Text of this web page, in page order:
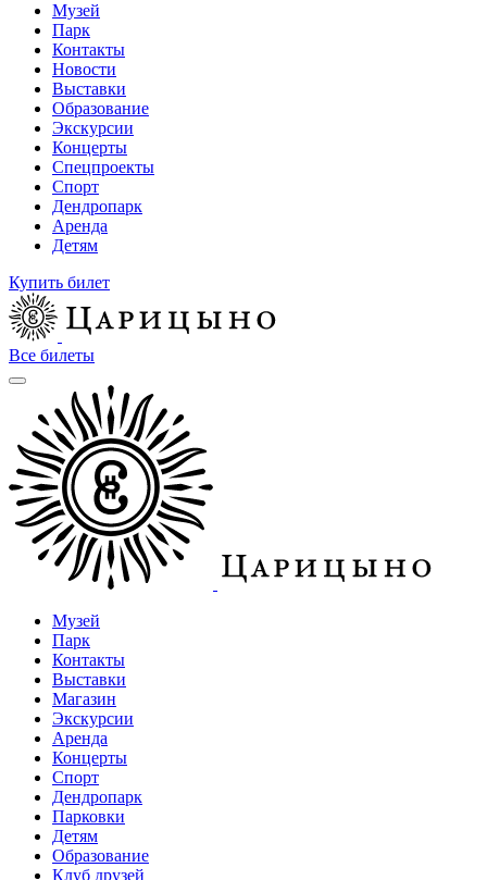
Музей
Парк
Контакты
Новости
Выставки
Образование
Экскурсии
Концерты
Спецпроекты
Спорт
Дендропарк
Аренда
Детям
Купить билет
Все билеты
Музей
Парк
Контакты
Выставки
Магазин
Экскурсии
Аренда
Концерты
Спорт
Дендропарк
Парковки
Детям
Образование
Клуб друзей